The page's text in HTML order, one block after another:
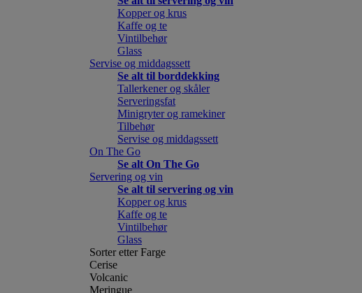
Kopper og krus
Kaffe og te
Vintilbehør
Glass
Servise og middagssett
Se alt til borddekking
Tallerkener og skåler
Serveringsfat
Minigryter og ramekiner
Tilbehør
Servise og middagssett
On The Go
Se alt On The Go
Servering og vin
Se alt til servering og vin
Kopper og krus
Kaffe og te
Vintilbehør
Glass
Sorter etter Farge
Cerise
Volcanic
Meringue